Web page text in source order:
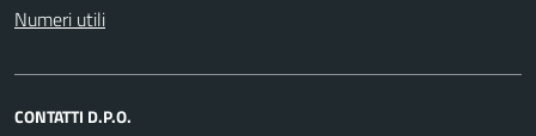
Numeri utili
CONTATTI D.P.O.